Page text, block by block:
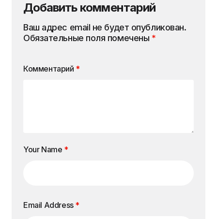
Добавить комментарий
Ваш адрес email не будет опубликован.
Обязательные поля помечены *
Комментарий *
Your Name *
Email Address *